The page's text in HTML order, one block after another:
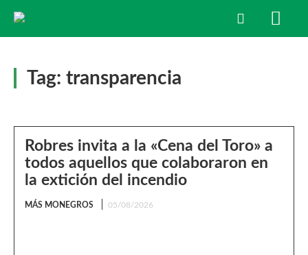
Tag: transparencia
Robres invita a la «Cena del Toro» a
todos aquellos que colaboraron en
la extición del incendio
MÁS MONEGROS 05/08/2026